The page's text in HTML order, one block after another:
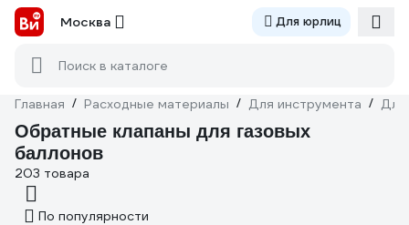
Москва Для юрлиц
Поиск в каталоге
Главная / Расходные материалы / Для инструмента / Для
Обратные клапаны для газовых
баллонов
203 товара
По популярности